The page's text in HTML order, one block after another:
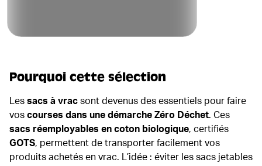
Pourquoi cette sélection
Les sacs à vrac sont devenus des essentiels pour faire
vos courses dans une démarche Zéro Déchet. Ces
sacs réemployables en coton biologique, certifiés
GOTS, permettent de transporter facilement vos
produits achetés en vrac. L’idée : éviter les sacs jetables